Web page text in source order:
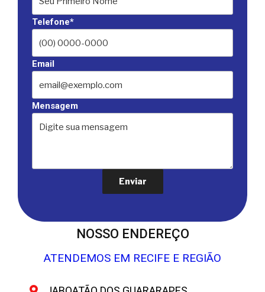
Telefone*
Email
Mensagem
NOSSO ENDEREÇO
ATENDEMOS EM RECIFE E REGIÃO